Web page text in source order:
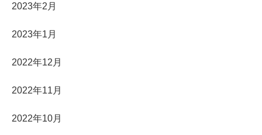
2023年2月
2023年1月
2022年12月
2022年11月
2022年10月